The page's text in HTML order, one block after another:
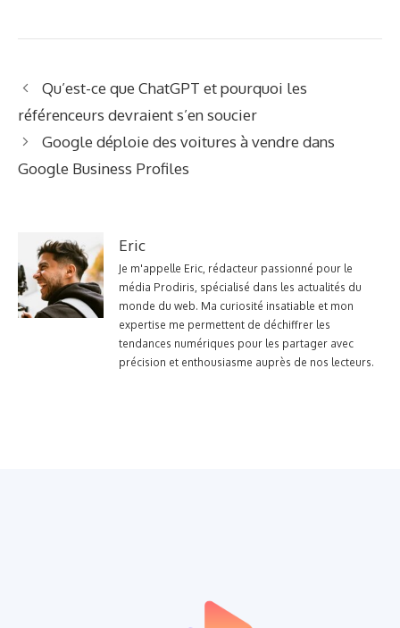
Qu’est-ce que ChatGPT et pourquoi les
référenceurs devraient s’en soucier
Google déploie des voitures à vendre dans
Google Business Profiles
Eric
Je m'appelle Eric, rédacteur passionné pour le
média Prodiris, spécialisé dans les actualités du
monde du web. Ma curiosité insatiable et mon
expertise me permettent de déchiffrer les
tendances numériques pour les partager avec
précision et enthousiasme auprès de nos lecteurs.